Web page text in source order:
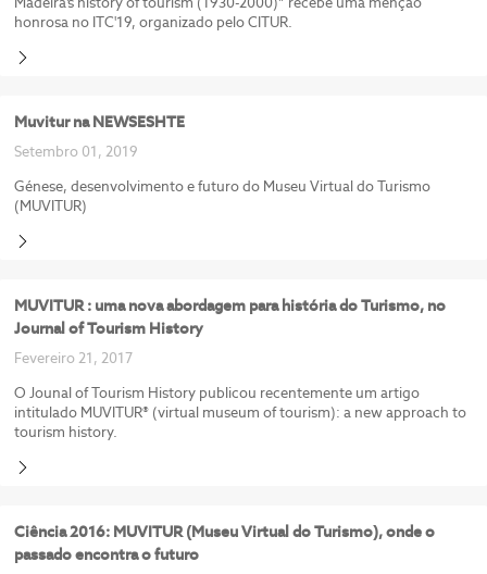
honrosa no ITC'19, organizado pelo CITUR.
Muvitur na NEWSESHTE
Setembro 01, 2019
Génese, desenvolvimento e futuro do Museu Virtual do Turismo
(MUVITUR)
MUVITUR : uma nova abordagem para história do Turismo, no
Journal of Tourism History
Fevereiro 21, 2017
O Jounal of Tourism History publicou recentemente um artigo
intitulado MUVITUR® (virtual museum of tourism): a new approach to
tourism history.
Ciência 2016: MUVITUR (Museu Virtual do Turismo), onde o
passado encontra o futuro